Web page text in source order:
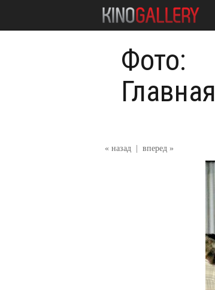
Фото:
Главная
« назад вперед »